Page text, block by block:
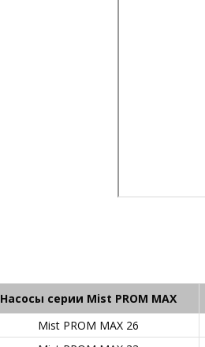
Насосы серии Mist PROM MAX
Mist PROM MAX 26